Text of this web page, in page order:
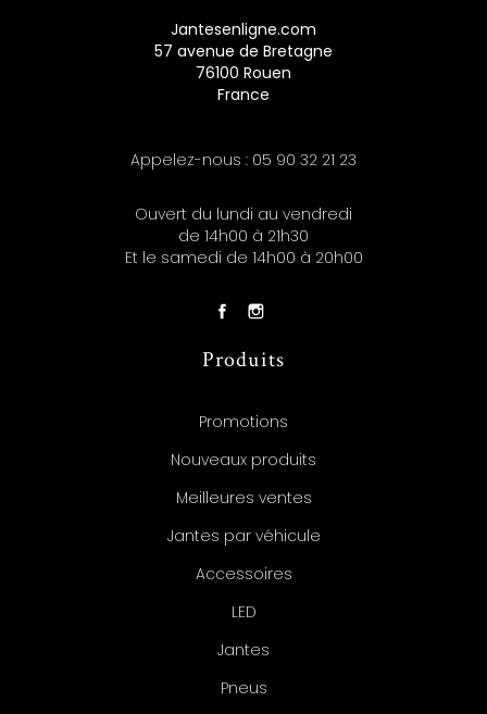
Jantesenligne.com
57 avenue de Bretagne
76100 Rouen
France
Appelez-nous : 05 90 32 21 23
Ouvert du lundi au vendredi
de 14h00 à 21h30
Et le samedi de 14h00 à 20h00
Produits
Promotions
Nouveaux produits
Meilleures ventes
Jantes par véhicule
Accessoires
LED
Jantes
Pneus